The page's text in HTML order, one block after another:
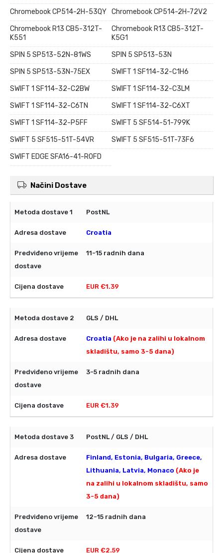
Chromebook CP514-2H-53QY Chromebook CP514-2H-72V2
Chromebook R13 CB5-312T-
K551
Chromebook R13 CB5-312T-
K5G1
SPIN 5 SP513-52N-81WS
SPIN 5 SP513-53N
SPIN 5 SP513-53N-75EX
SWIFT 1 SF114-32-C1H6
SWIFT 1 SF114-32-C2BW
SWIFT 1 SF114-32-C3LM
SWIFT 1 SF114-32-C6TN
SWIFT 1 SF114-32-C6XT
SWIFT 1 SF114-32-P5FF
SWIFT 5 SF514-51-799K
SWIFT 5 SF515-51T-54VR
SWIFT 5 SF515-51T-73F6
SWIFT EDGE SFA16-41-R0FD
Načini Dostave
PostNL
Croatia
11-15 radnih dana
EUR €1.39
GLS / DHL
Croatia (Ako je na zalihi u lokalnom
skladištu, samo 3-5 dana)
3-5 radnih dana
EUR €1.39
PostNL / GLS / DHL
Finland, Estonia, Bulgaria, Greece,
Lithuania, Latvia, Monaco (Ako je
na zalihi u lokalnom skladištu, samo
3-5 dana)
12-15 radnih dana
EUR €2.59